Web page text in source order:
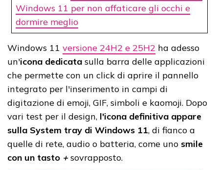
Windows 11 per non affaticare gli occhi e
dormire meglio
Windows 11 versione 24H2 e 25H2 ha adesso
un'icona dedicata sulla barra delle applicazioni
che permette con un click di aprire il pannello
integrato per l'inserimento in campi di
digitazione di emoji, GIF, simboli e kaomoji. Dopo
vari test per il design, l'icona definitiva appare
sulla System tray di Windows 11, di fianco a
quelle di rete, audio o batteria, come uno smile
con un tasto +sovrapposto.